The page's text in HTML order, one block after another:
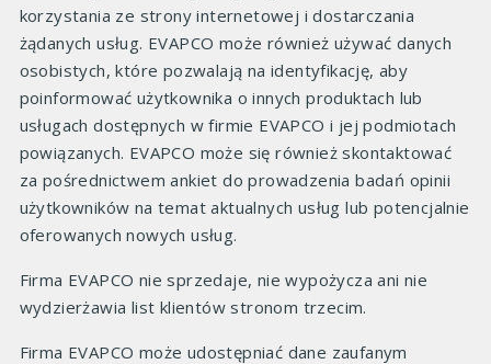
korzystania ze strony internetowej i dostarczania
żądanych usług. EVAPCO może również używać danych
osobistych, które pozwalają na identyfikację, aby
poinformować użytkownika o innych produktach lub
usługach dostępnych w firmie EVAPCO i jej podmiotach
powiązanych. EVAPCO może się również skontaktować
za pośrednictwem ankiet do prowadzenia badań opinii
użytkowników na temat aktualnych usług lub potencjalnie
oferowanych nowych usług.
Firma EVAPCO nie sprzedaje, nie wypożycza ani nie
wydzierżawia list klientów stronom trzecim.
Firma EVAPCO może udostępniać dane zaufanym